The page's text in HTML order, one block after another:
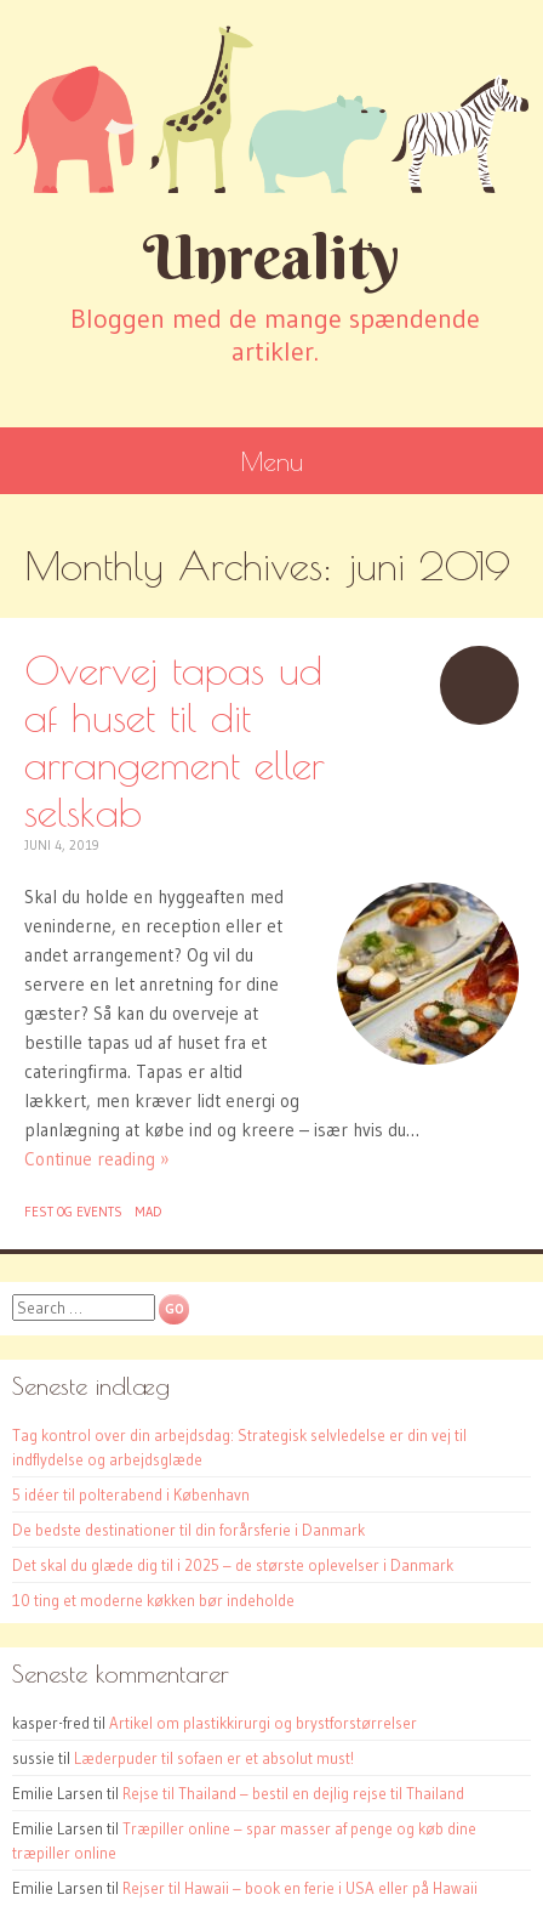
Unreality
Bloggen med de mange spændende
artikler.
Menu
CONTENT
Monthly Archives: juni 2019
Overvej tapas ud
af huset til dit
arrangement eller
selskab
JUNI 4, 2019
Skal du holde en hyggeaften med
veninderne, en reception eller et
andet arrangement? Og vil du
servere en let anretning for dine
gæster? Så kan du overveje at
bestille tapas ud af huset fra et
cateringfirma. Tapas er altid
lækkert, men kræver lidt energi og
planlægning at købe ind og kreere – især hvis du…
Continue reading »
FEST OG EVENTS MAD
Search
Seneste indlæg
Tag kontrol over din arbejdsdag: Strategisk selvledelse er din vej til
indflydelse og arbejdsglæde
5 idéer til polterabend i København
De bedste destinationer til din forårsferie i Danmark
Det skal du glæde dig til i 2025 – de største oplevelser i Danmark
10 ting et moderne køkken bør indeholde
Seneste kommentarer
kasper-fred til Artikel om plastikkirurgi og brystforstørrelser
sussie til Læderpuder til sofaen er et absolut must!
Emilie Larsen til Rejse til Thailand – bestil en dejlig rejse til Thailand
Emilie Larsen til Træpiller online – spar masser af penge og køb dine
træpiller online
Emilie Larsen til Rejser til Hawaii – book en ferie i USA eller på Hawaii